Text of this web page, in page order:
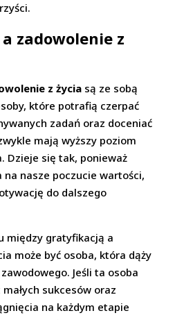
zadowolenie z
z życia są ze sobą
które potrafią czerpać
zadań oraz doceniać
mają wyższy poziom
Dzieje się tak, ponieważ
na nasze poczucie wartości,
do dalszego
między gratyfikacją a
może być osoba, która dąży
Jeśli ta osoba
sukcesów oraz
na każdym etapie